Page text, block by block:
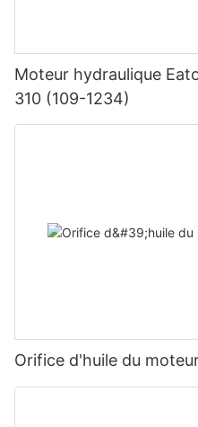
Moteur hydraulique
310 (109-1234)
Orifice d'huile du